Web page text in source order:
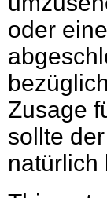
oder
Zusage
sollte
natürlich